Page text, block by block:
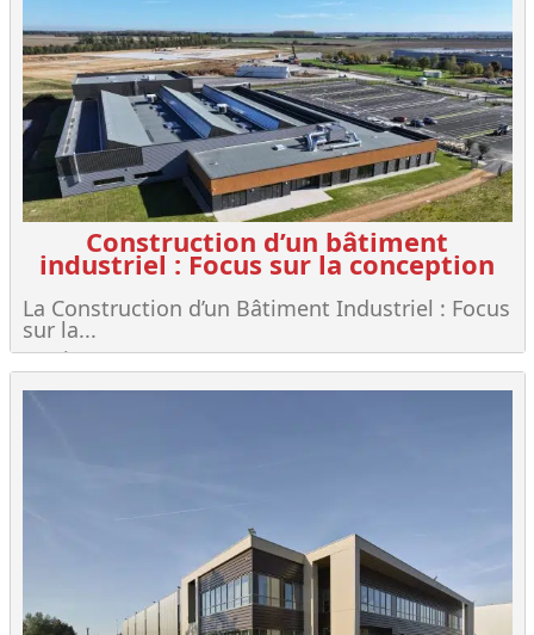
Construction d’un bâtiment
industriel : Focus sur la conception
La Construction d’un Bâtiment Industriel : Focus
sur la...
Lire +